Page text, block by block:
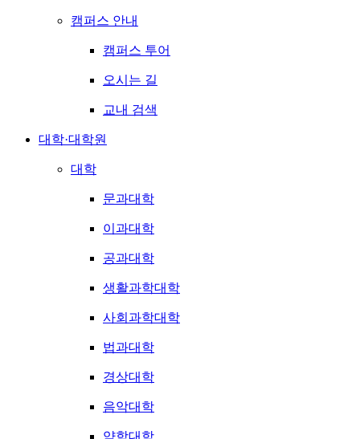
캠퍼스 안내
캠퍼스 투어
오시는 길
교내 검색
대학·대학원
대학
문과대학
이과대학
공과대학
생활과학대학
사회과학대학
법과대학
경상대학
음악대학